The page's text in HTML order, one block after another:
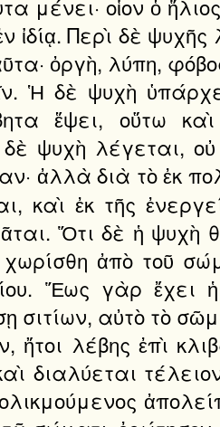
μένει· οἷον ὁ
Περὶ δὲ ψυχῆς
ὀργὴ, λύπη,
Ἡ δὲ ψυχὴ
ἕψει, οὕτω
ψυχὴ λέγεται,
ἀλλὰ διὰ τὸ ἐκ
καὶ ἐκ τῆς
Ὅτι δὲ ἡ ψυχὴ
χωρίσθη ἀπὸ τοῦ
Ἕως γὰρ ἔχει
σιτίων, αὐτὸ τὸ
λέβης ἐπὶ
διαλύεται